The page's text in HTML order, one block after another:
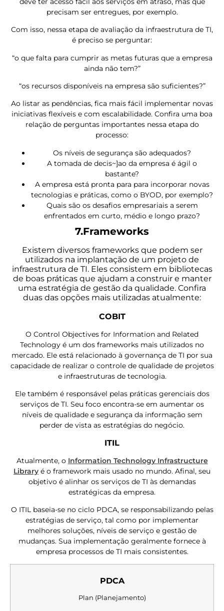
precisam ser entregues, por exemplo.
Com isso, nessa etapa de avaliação da infraestrutura de TI,
é preciso se perguntar:
“o que falta para cumprir as metas futuras que a empresa
ainda não tem?”
“os recursos disponíveis na empresa são suficientes?”
Ao listar as pendências, fica mais fácil implementar novas
iniciativas flexíveis e com escalabilidade. Confira uma boa
relação de perguntas importantes nessa etapa do
processo:
Os níveis de segurança são adequados?
A tomada de decis~]ao da empresa é ágil o
bastante?
A empresa está pronta para para incorporar novas
tecnologias e práticas, como o BYOD, por exemplo?
Quais são os desafios empresariais a serem
enfrentados em curto, médio e longo prazo?
7.Frameworks
Existem diversos frameworks que podem ser
utilizados na implantação de um projeto de
infraestrutura de TI. Eles consistem em bibliotecas
de boas práticas que ajudam a construir e manter
uma estratégia de gestão da qualidade. Confira
duas das opções mais utilizadas atualmente:
COBIT
O Control Objectives for Information and Related
Technology é um dos frameworks mais utilizados no
mercado. Ele está relacionado à governança de TI por sua
capacidade de realizar o controle de qualidade de projetos
e infraestruturas de tecnologia.
Ele também é responsável pelas práticas gerenciais dos
serviços de TI. Seu foco encontra-se em aumentar os
níveis de qualidade e segurança da informação sem
perder de vista as estratégias do negócio.
ITIL
Atualmente, o Information Technology Infrastructure
Library é o framework mais usado no mundo. Afinal, seu
objetivo é alinhar os serviços de TI às demandas
estratégicas da empresa.
O ITIL baseia-se no ciclo PDCA, se responsabilizando pelas
estratégias de serviço, tal como por implementar
melhores soluções, níveis de serviço e gestão de
mudanças. Sua implementação geralmente fornece à
empresa processos de TI mais consistentes.
PDCA
Plan (Planejamento)